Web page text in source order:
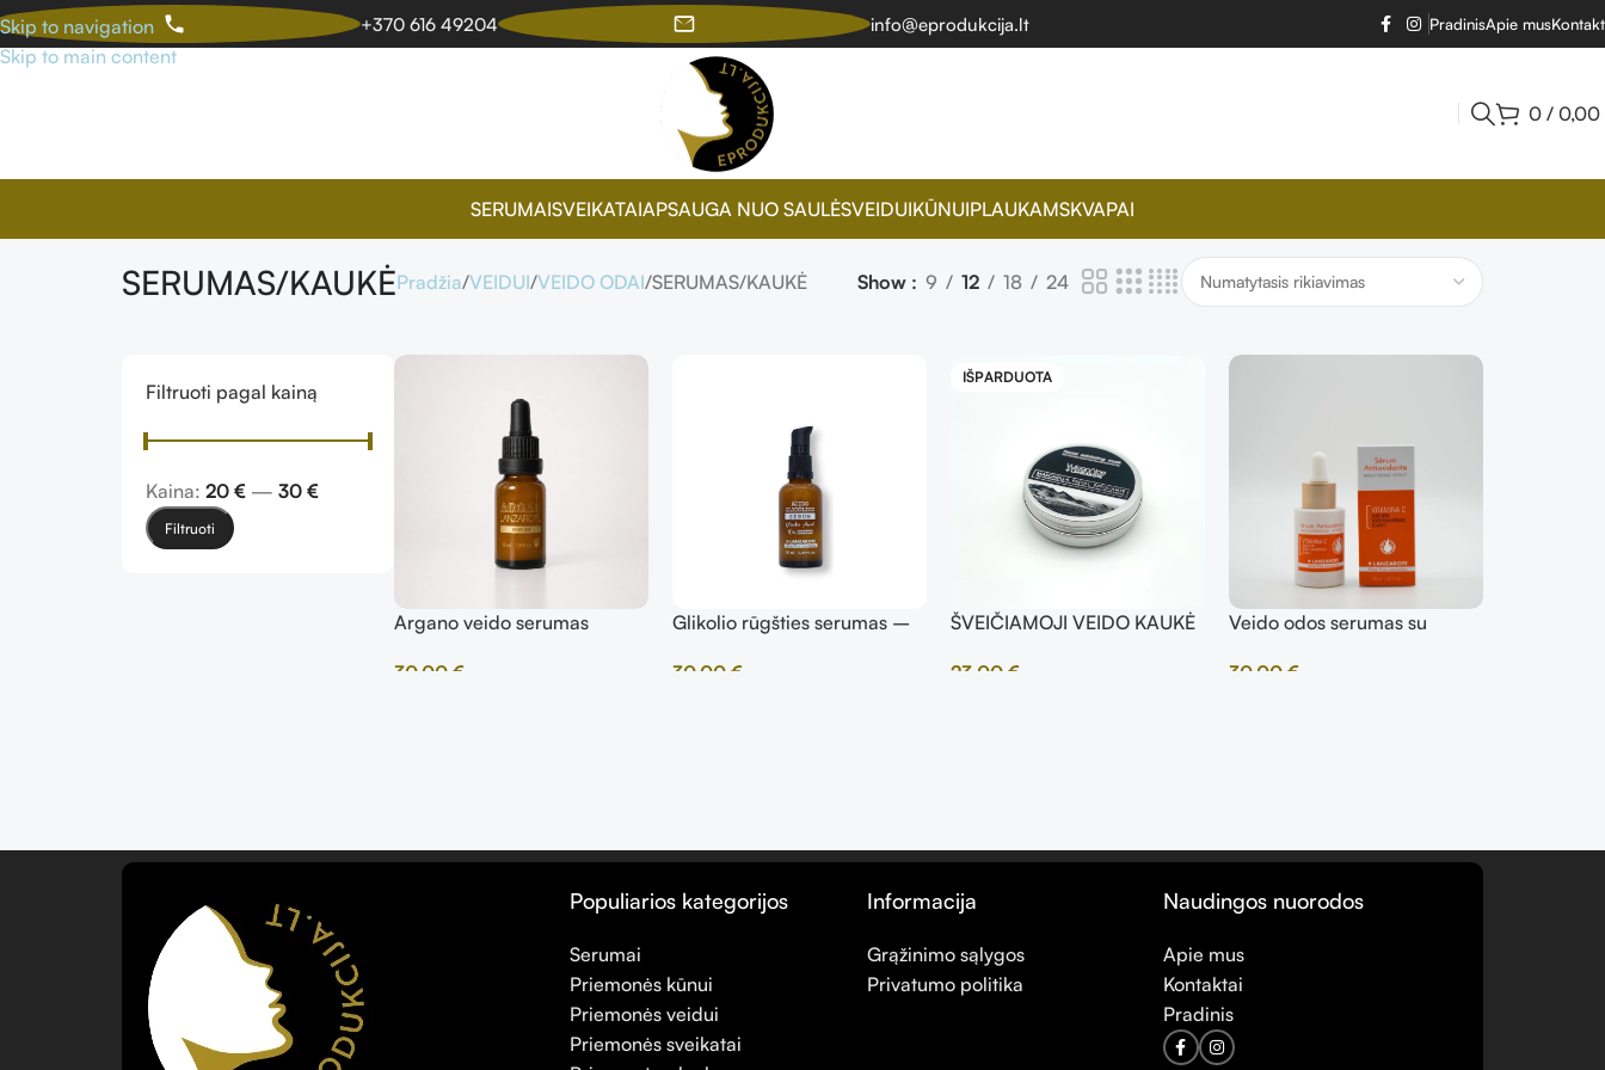
Skip to navigation
Skip to main content
+370 616 49204 info@eprodukcija.lt PradinisApie mus
0 / 0,00
SERUMAISVEIKATAIAPSAUGA NUO SAULĖSVEIDUIKŪNUIPLAUKAMSKVAPAI
SERUMAS/KAUKĖPradžia VEIDUI VEIDO ODAI SERUMAS/KAUKĖ Show 9 12 18 24
Filtruoti pagal kainą
Filtruoti
Kaina: 20 € — 30 €
Argano veido serumas
30,00 €
Glikolio rūgšties serumas –
30,00 €
IŠPARDUOTA
ŠVEIČIAMOJI VEIDO KAUKĖ
VULKANINIAIS PELENAIS
23,00 €
Veido odos serumas su
30,00 €
Populiarios kategorijos
Serumai
Priemonės kūnui
Priemonės veidui
Priemonės sveikatai
Informacija
Grąžinimo sąlygos
Privatumo politika
Naudingos nuorodos
Apie mus
Kontaktai
Pradinis